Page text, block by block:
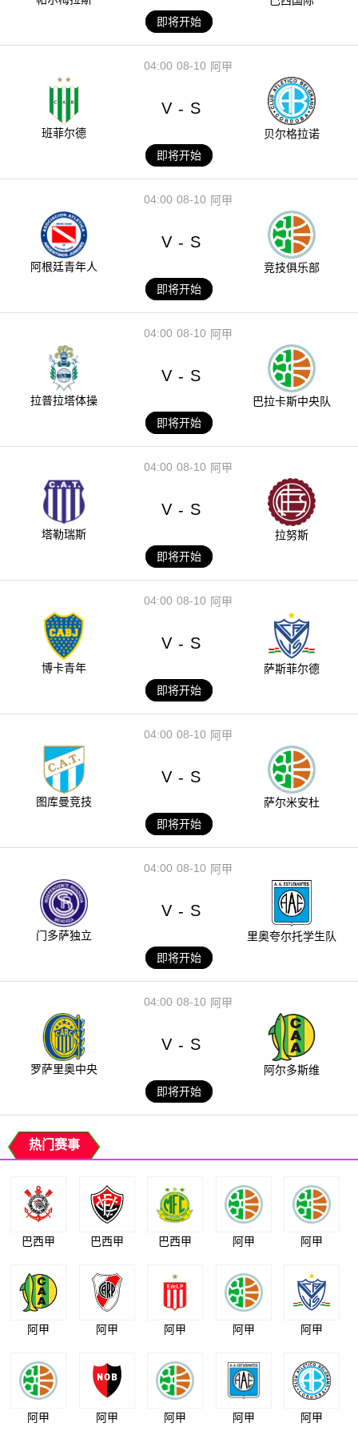
即将开始
08-10
04:00 阿甲
班菲尔德
V - S
贝尔格拉诺
即将开始
08-10
04:00 阿甲
阿根廷青年人
V - S
竞技俱乐部
即将开始
08-10
04:00 阿甲
拉普拉塔体操
V - S
巴拉卡斯中央队
即将开始
08-10
04:00 阿甲
塔勒瑞斯
V - S
拉努斯
即将开始
08-10
04:00 阿甲
博卡青年
V - S
萨斯菲尔德
即将开始
08-10
04:00 阿甲
图库曼竞技
V - S
萨尔米安杜
即将开始
08-10
04:00 阿甲
门多萨独立
V - S
里奥夸尔托学生队
即将开始
08-10
04:00 阿甲
罗萨里奥中央
V - S
阿尔多斯维
即将开始
热门赛事
巴西甲 巴西甲 巴西甲 阿甲 阿甲
阿甲 阿甲 阿甲 阿甲 阿甲
阿甲 阿甲 阿甲 阿甲 阿甲